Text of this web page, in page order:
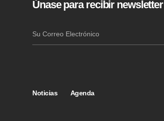
Únase para recibir newsletter
Noticias Agenda